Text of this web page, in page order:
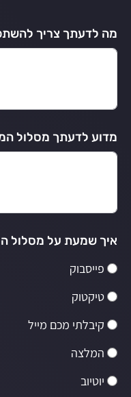
מה לדעתך צריך
מדוע לדעתך מסלול
איך שמעת על מסלול
פייסבוק
טיקטוק
קיבלתי מכם מייל
המלצה
יוטיוב